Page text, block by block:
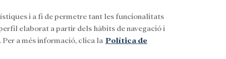
Iniciar sessió Buscar
i a fi de permetre tant les funcionalitats
elaborat a partir dels hàbits de navegació i
a més informació, clica la Política de